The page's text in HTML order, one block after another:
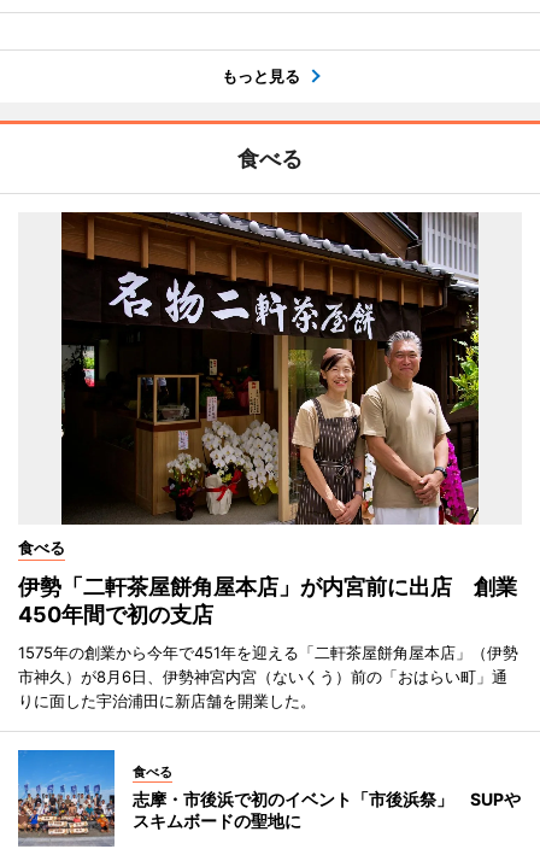
もっと見る
食べる
食べる
伊勢「二軒茶屋餅角屋本店」が内宮前に出店 創業
450年間で初の支店
1575年の創業から今年で451年を迎える「二軒茶屋餅角屋本店」（伊勢
市神久）が8月6日、伊勢神宮内宮（ないくう）前の「おはらい町」通
りに面した宇治浦田に新店舗を開業した。
食べる
志摩・市後浜で初のイベント「市後浜祭」 SUPや
スキムボードの聖地に